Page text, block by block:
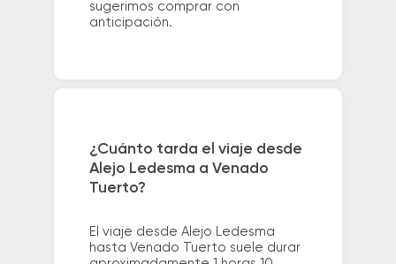
sugerimos comprar con
anticipación.
¿Cuánto tarda el viaje desde
Alejo Ledesma a Venado
Tuerto?
El viaje desde Alejo Ledesma
hasta Venado Tuerto suele durar